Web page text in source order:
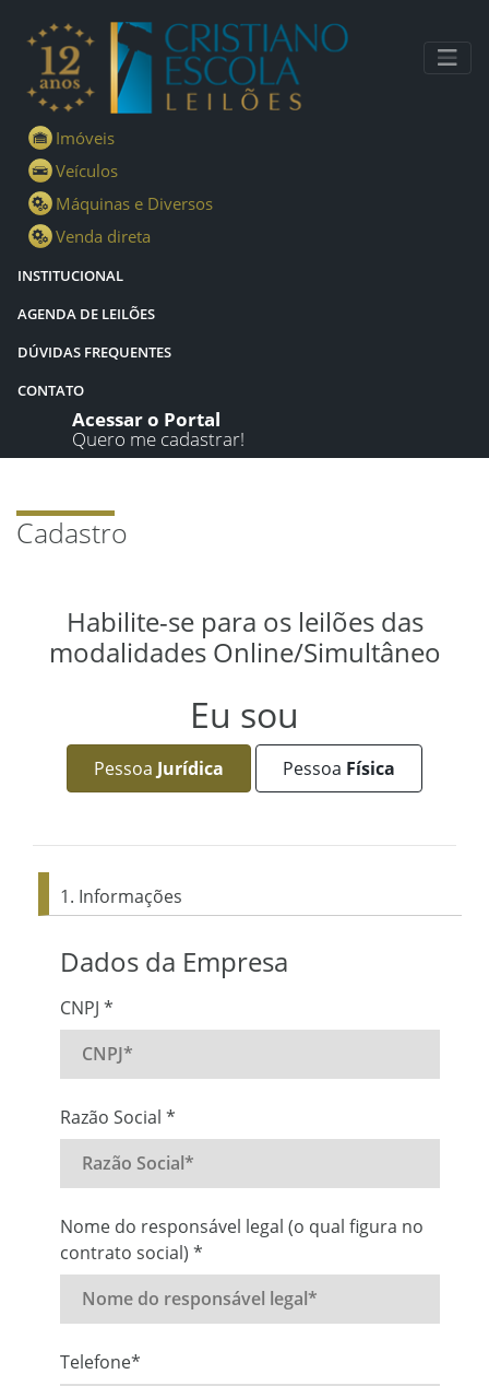
Imóveis
Veículos
Máquinas e Diversos
Venda direta
INSTITUCIONAL
AGENDA DE LEILÕES
DÚVIDAS FREQUENTES
CONTATO
Acessar o Portal
Quero me cadastrar!
Cadastro
Habilite-se para os leilões das
modalidades Online/Simultâneo
Eu sou
Pessoa Jurídica Pessoa Física
1. Informações
Dados da Empresa
CNPJ *
Razão Social *
Nome do responsável legal (o qual figura no
contrato social) *
Telefone*